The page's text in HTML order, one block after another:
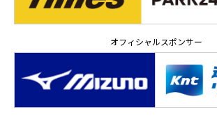
オフィシャルスポンサー